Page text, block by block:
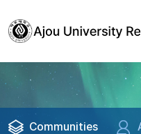
Communities